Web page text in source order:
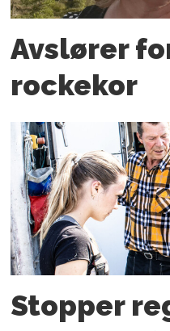
Avslører
rockekor
Stopper